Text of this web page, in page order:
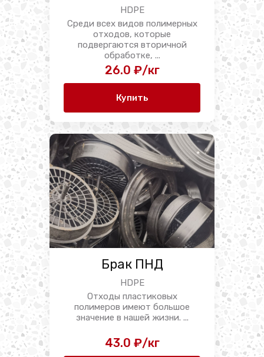
HDPE
Среди всех видов полимерных
отходов, которые
подвергаются вторичной
обработке, ...
26.0 ₽/кг
Купить
Брак ПНД
HDPE
Отходы пластиковых
полимеров имеют большое
значение в нашей жизни. ...
43.0 ₽/кг